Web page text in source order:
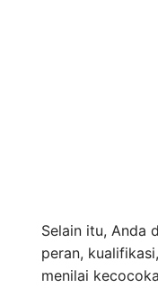
Selain itu, Anda
peran,
menilai